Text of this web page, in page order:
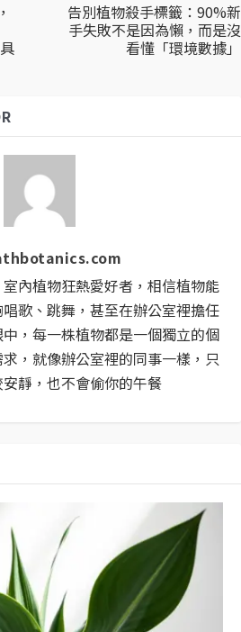
告別植物殺手標籤：90%新
手失敗不是因為懶，而是沒
看懂「環境數據」
室內植物狂熱愛好者，相信植物能
歌、跳舞，甚至在辦公室裡擔任
，每一株植物都是一個獨立的個
，就像辦公室裡的同事一樣，只
靜，也不會偷你的午餐